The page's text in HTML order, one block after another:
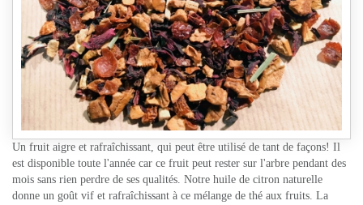
Un fruit aigre et rafraîchissant, qui peut être utilisé de tant de façons! Il
est disponible toute l'année car ce fruit peut rester sur l'arbre pendant des
mois sans rien perdre de ses qualités. Notre huile de citron naturelle
donne un goût vif et rafraîchissant à ce mélange de thé aux fruits. La